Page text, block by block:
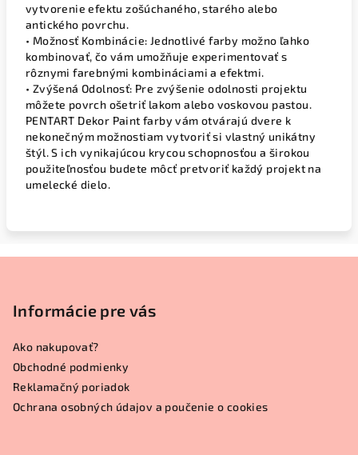
vytvorenie efektu zošúchaného, starého alebo
antického povrchu.
• Možnosť Kombinácie: Jednotlivé farby možno ľahko
kombinovať, čo vám umožňuje experimentovať s
rôznymi farebnými kombináciami a efektmi.
• Zvýšená Odolnosť: Pre zvýšenie odolnosti projektu
môžete povrch ošetriť lakom alebo voskovou pastou.
PENTART Dekor Paint farby vám otvárajú dvere k
nekonečným možnostiam vytvoriť si vlastný unikátny
štýl. S ich vynikajúcou krycou schopnosťou a širokou
použiteľnosťou budete môcť pretvoriť každý projekt na
umelecké dielo.
Informácie pre vás
Ako nakupovať?
Obchodné podmienky
Reklamačný poriadok
Ochrana osobných údajov a poučenie o cookies